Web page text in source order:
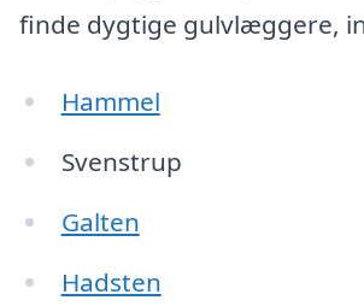
finde dygtige gulvlæggere,
Hammel
Svenstrup
Galten
Hadsten